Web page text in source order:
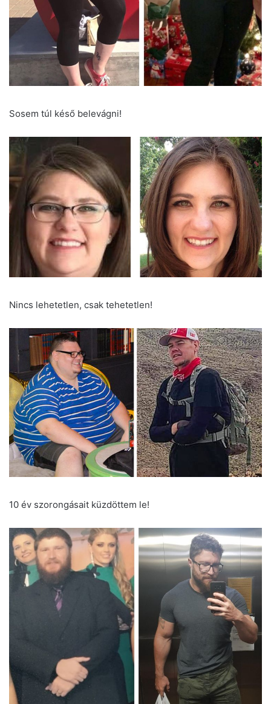
Sosem túl késő belevágni!
Nincs lehetetlen, csak tehetetlen!
10 év szorongásait küzdöttem le!